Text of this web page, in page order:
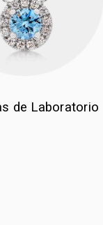
de Laboratorio